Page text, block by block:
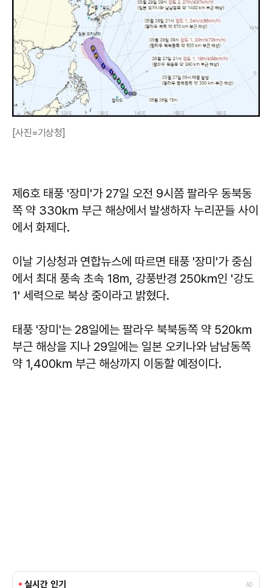
[사진=기상청]
제6호 태풍 '장미'가 27일 오전 9시쯤 팔라우 동북동
쪽 약 330㎞ 부근 해상에서 발생하자 누리꾼들 사이
에서 화제다.
이날 기상청과 연합뉴스에 따르면 태풍 '장미'가 중심
에서 최대 풍속 초속 18m, 강풍반경 250㎞인 '강도
1' 세력으로 북상 중이라고 밝혔다.
태풍 '장미'는 28일에는 팔라우 북북동쪽 약 520㎞
부근 해상을 지나 29일에는 일본 오키나와 남남동쪽
약 1,400㎞ 부근 해상까지 이동할 예정이다.